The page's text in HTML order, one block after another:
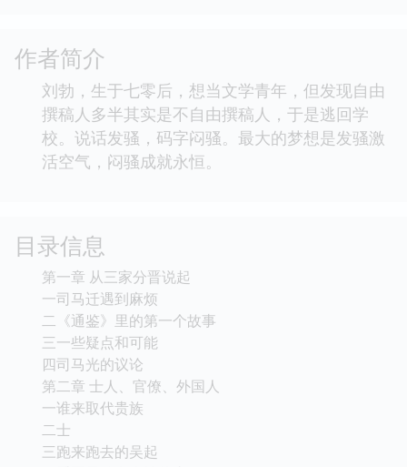
作者简介
刘勃，生于七零后，想当文学青年，但发现自由
撰稿人多半其实是不自由撰稿人，于是逃回学
校。说话发骚，码字闷骚。最大的梦想是发骚激
活空气，闷骚成就永恒。
目录信息
第一章 从三家分晋说起
一司马迁遇到麻烦
二《通鉴》里的第一个故事
三一些疑点和可能
四司马光的议论
第二章 士人、官僚、外国人
一谁来取代贵族
二士
三跑来跑去的吴起